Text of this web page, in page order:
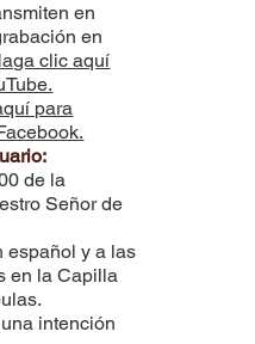
en
en
clic aquí
para
de la
Señor de
español y a las
en la Capilla
intención